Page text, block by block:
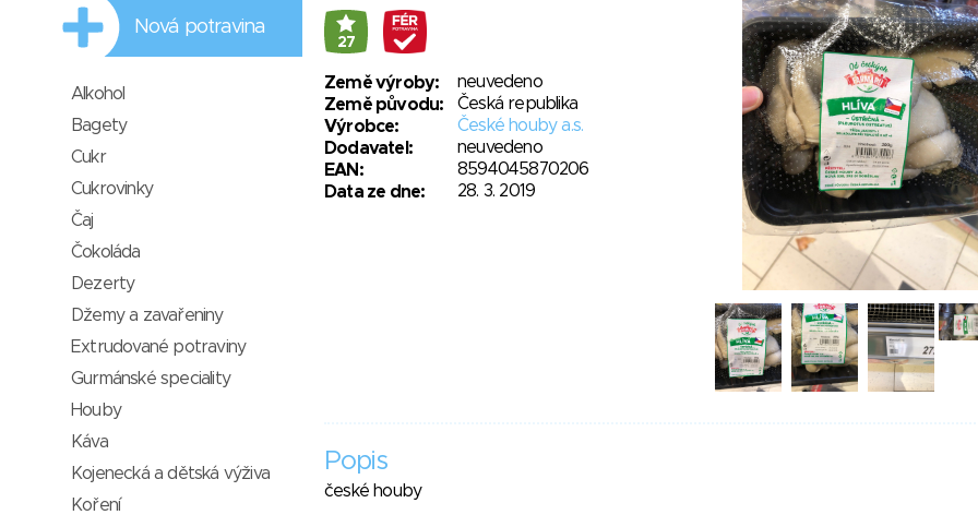
27
Země výroby:
neuvedeno
Země původu:
Česká republika
Výrobce:
České houby a.s.
Dodavatel:
neuvedeno
EAN:
8594045870206
Data ze dne:
28. 3. 2019
Popis
české houby
Nová potravina
Alkohol
Bagety
Cukr
Cukrovinky
Čaj
Čokoláda
Dezerty
Džemy a zavařeniny
Extrudované potraviny
Gurmánské speciality
Houby
Káva
Kojenecká a dětská výživa
Koření